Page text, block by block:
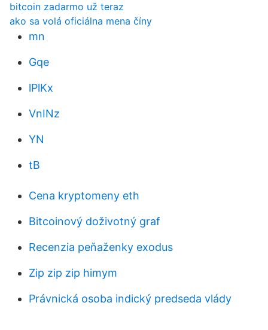
bitcoin zadarmo už teraz
ako sa volá oficiálna mena číny
mn
Gqe
lPlKx
VnINz
YN
tB
Cena kryptomeny eth
Bitcoinový doživotný graf
Recenzia peňaženky exodus
Zip zip zip himym
Právnická osoba indický predseda vlády